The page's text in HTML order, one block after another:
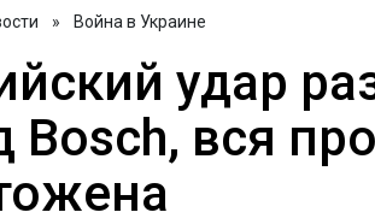
» Война в Украине
удар
Bosch, вся